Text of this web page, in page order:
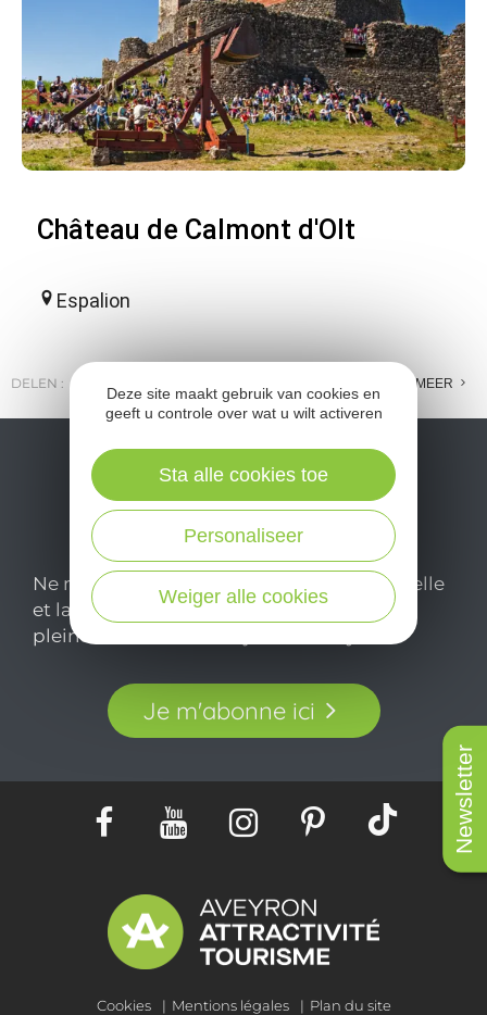
Newsletter
Château de Calmont d'Olt
Espalion
DELEN : MEER
Ne manquez pas notre newsletter mensuelle
et laissez-vous inspirer pour profiter
pleinement de votre séjour en Aveyron.
Je m'abonne ici
Cookies Mentions légales Plan du site
Deze site maakt gebruik van cookies en
geeft u controle over wat u wilt activeren
Weiger alle cookies
Personaliseer
Sta alle cookies toe